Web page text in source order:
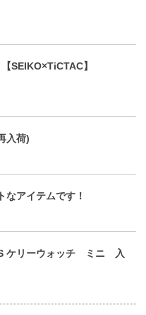
SEIKO×TiCTAC】
入荷)
なアイテムです！
ケリーウォッチ ミニ 入